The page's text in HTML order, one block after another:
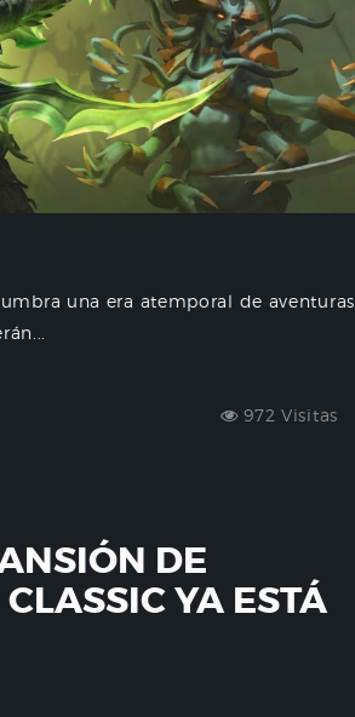
una era atemporal de aventuras.
972 Visitas
DE
YA ESTÁ